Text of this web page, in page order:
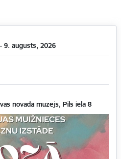
9. augusts, 2026
novada muzejs, Pils iela 8